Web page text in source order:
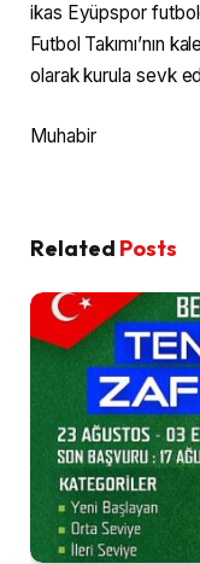
ikas Eyüpspor
Futbol Takımı’nın
olarak kurula sevk
Muhabir
Related Posts